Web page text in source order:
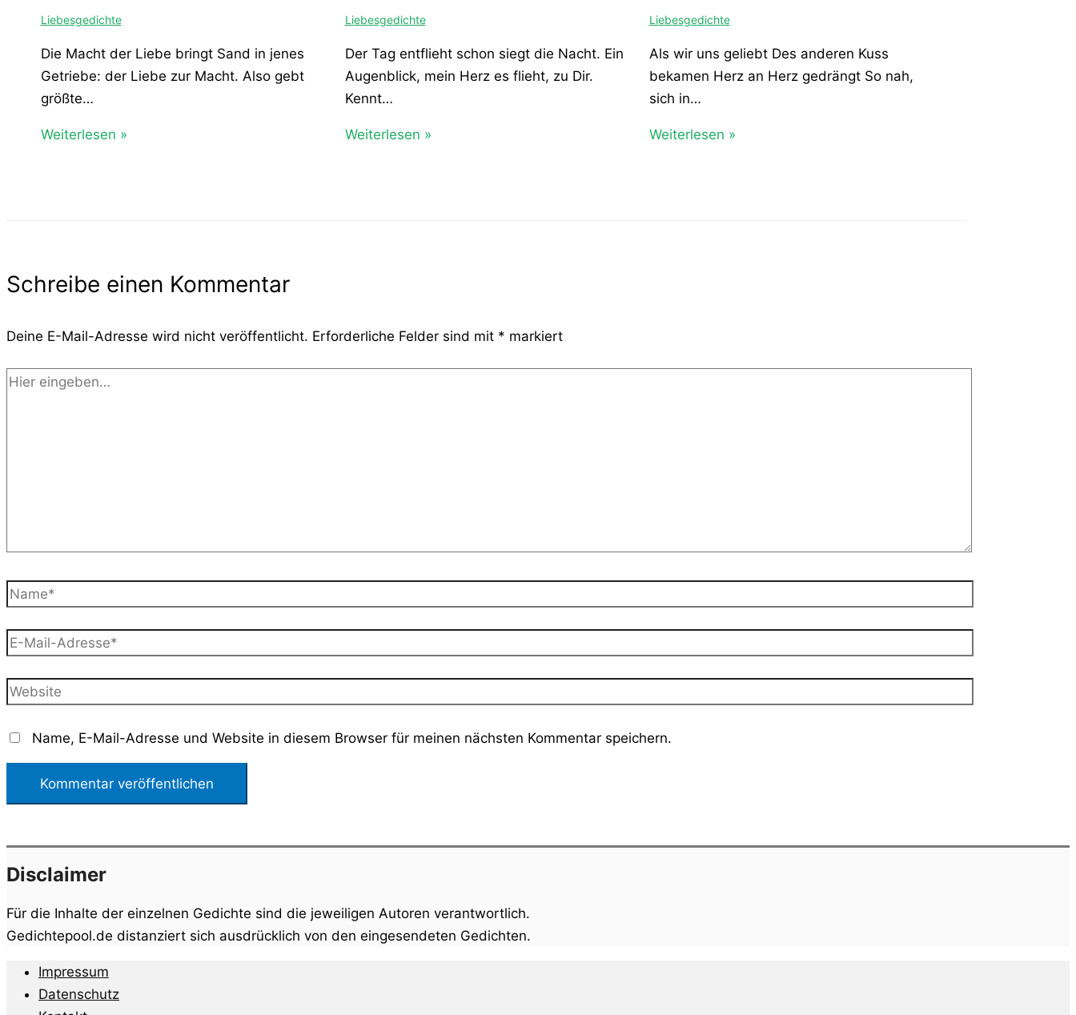
Liebesgedichte
Die Macht der Liebe bringt Sand in jenes
Getriebe: der Liebe zur Macht. Also gebt
größte…
Weiterlesen »
Liebesgedichte
Der Tag entflieht schon siegt die Nacht. Ein
Augenblick, mein Herz es flieht, zu Dir.
Kennt…
Weiterlesen »
Liebesgedichte
Als wir uns geliebt Des anderen Kuss
bekamen Herz an Herz gedrängt So nah,
sich in…
Weiterlesen »
Schreibe einen Kommentar
Deine E-Mail-Adresse wird nicht veröffentlicht. Erforderliche Felder sind mit * markiert
Hier
Name*
E-
Adresse*
Website
Name, E-Mail-Adresse und Website in diesem Browser für meinen nächsten Kommentar speichern.
Disclaimer
Für die Inhalte der einzelnen Gedichte sind die jeweiligen Autoren verantwortlich.
Gedichtepool.de distanziert sich ausdrücklich von den eingesendeten Gedichten.
Impressum
Datenschutz